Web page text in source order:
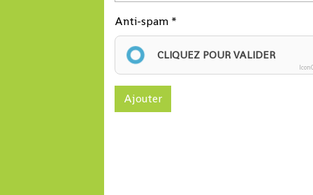
Anti-spam
CLIQUEZ POUR VALIDER
Ajouter